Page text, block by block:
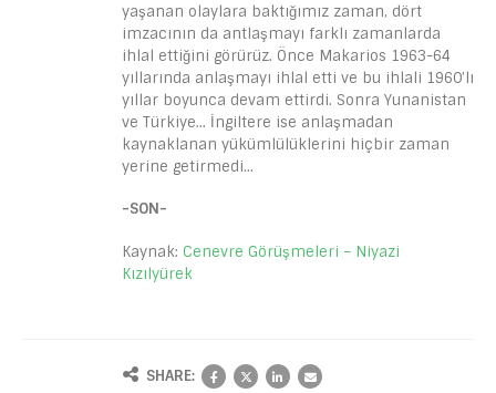
yaşanan olaylara baktığımız zaman, dört
imzacının da antlaşmayı farklı zamanlarda
ihlal ettiğini görürüz. Önce Makarios 1963-64
yıllarında anlaşmayı ihlal etti ve bu ihlali 1960’lı
yıllar boyunca devam ettirdi. Sonra Yunanistan
ve Türkiye… İngiltere ise anlaşmadan
kaynaklanan yükümlülüklerini hiçbir zaman
yerine getirmedi…
-SON-
Kaynak: Cenevre Görüşmeleri – Niyazi
Kızılyürek
SHARE: